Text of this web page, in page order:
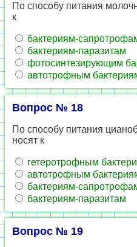
По спо­со­бу пи­та­ния
к
бак­те­ри­ям-
бак­те­ри­ям-па­ра­зи­там
фо­то­син­те­зи­ру­ю­щим
ав­то­троф­ным
Вопрос № 18
По спо­со­бу пи­та­ния
но­сят к
ге­те­ро­троф­ным
ав­то­троф­ным
бак­те­ри­ям-
бак­те­ри­ям-па­ра­зи­там
Вопрос № 19